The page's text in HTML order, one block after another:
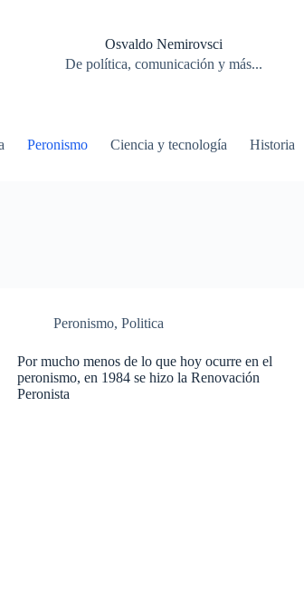
Osvaldo Nemirovsci
De política, comunicación y más...
Peronismo Ciencia y tecnología Historia
Peronismo,Politica
Por mucho menos de lo que hoy ocurre en el
peronismo, en 1984 se hizo la Renovación
Peronista